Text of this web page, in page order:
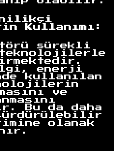
Kullanımı:
sürekli
enerji
kullanılan
ve
Bu da daha
olanak